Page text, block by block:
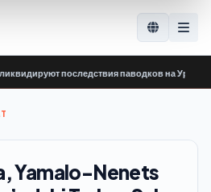
последствия паводков на Урале и
Yamalo-Nenets